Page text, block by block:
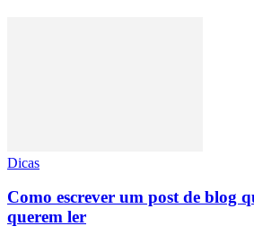
Dicas
Como escrever um post de blog
querem ler